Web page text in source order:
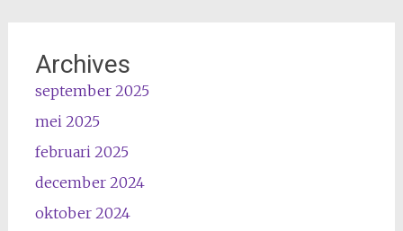
Archives
september 2025
mei 2025
februari 2025
december 2024
oktober 2024